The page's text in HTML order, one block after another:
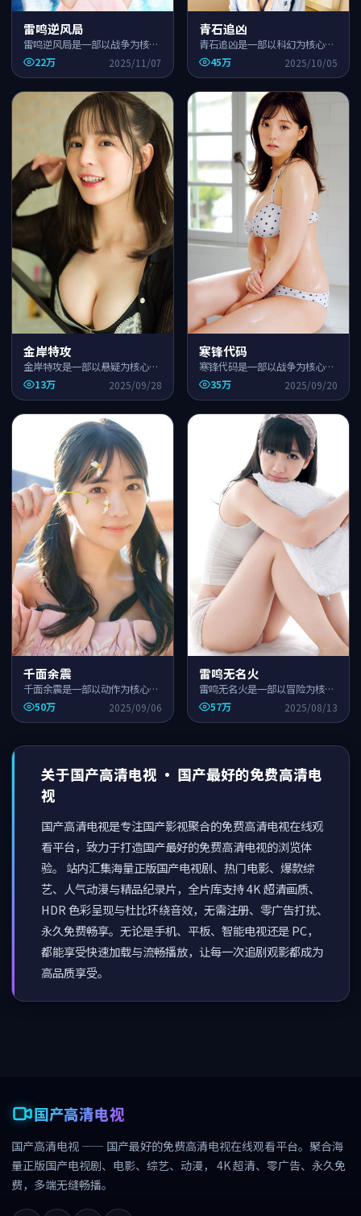
雷鸣逆风局
雷鸣逆风局是一部以战争为核心
的国产高清影视作品，围绕危
节奏紧凑，适合一口气追完。
22万 2025/11/07
青石追凶
青石追凶是一部以科幻为核心的
国产高清影视作品，围绕危机、
紧凑，适合一口气追完。
45万 2025/10/05
金岸特攻
金岸特攻是一部以悬疑为核心的
国产高清影视作品，围绕危机、
紧凑，适合一口气追完。
13万 2025/09/28
寒锋代码
寒锋代码是一部以战争为核心的
国产高清影视作品，围绕危机、
紧凑，适合一口气追完。
35万 2025/09/20
千面余震
千面余震是一部以动作为核心的
国产高清影视作品，围绕危机、
50万 2025/09/06
雷鸣无名火
雷鸣无名火是一部以冒险为核心
的国产高清影视作品，围绕危
57万 2025/08/13
关于国产高清电视 · 国产最好的免费高清电
视
国产高清电视是专注国产影视聚合的免费高清电视在线观
看平台，致力于打造国产最好的免费高清电视的浏览体
验。 站内汇集海量正版国产电视剧、热门电影、爆款综
艺、人气动漫与精品纪录片，全片库支持 4K 超清画质、
HDR 色彩呈现与杜比环绕音效，无需注册、零广告打扰、
永久免费畅享。无论是手机、平板、智能电视还是 PC，
都能享受快速加载与流畅播放，让每一次追剧观影都成为
高品质享受。
国产高清电视
国产高清电视 —— 国产最好的免费高清电视在线观看平台。聚合海
量正版国产电视剧、电影、综艺、动漫， 4K 超清、零广告、永久免
费，多端无缝畅播。